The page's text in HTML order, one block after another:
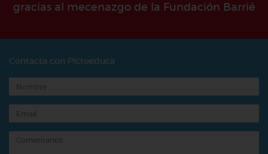
gracias al mecenazgo de la Fundación Barrié
Contacta con Pictoeduca